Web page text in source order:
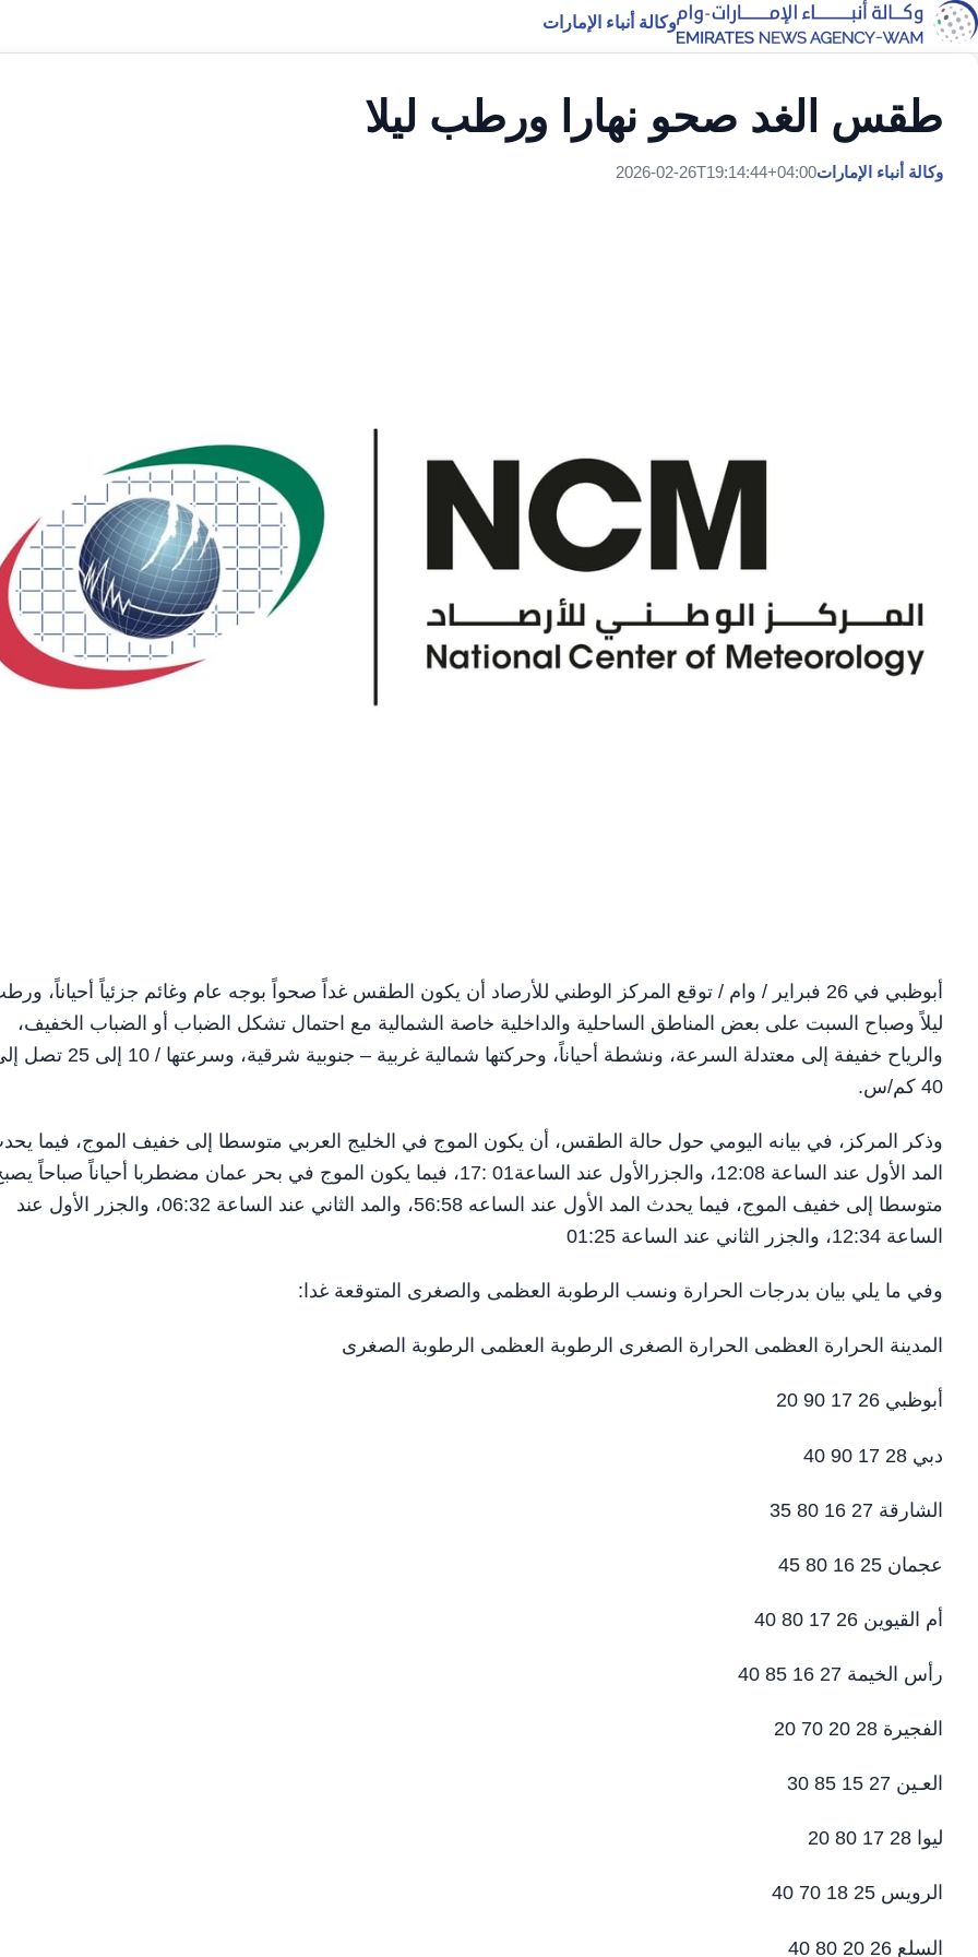
وكالة أنباء الإمارات
طقس الغد صحو نهارا ورطب ليلا
وكالة أنباء الإمارات2026-02-26T19:14:44+04:00
أبوظبي في 26 فبراير / وام / توقع المركز الوطني للأرصاد أن يكون الطقس غداً صحواً بوجه عام وغائم جزئياً أحياناً،
ليلاً وصباح السبت على بعض المناطق الساحلية والداخلية خاصة الشمالية مع احتمال تشكل الضباب أو الضباب الخفيف،
والرياح خفيفة إلى معتدلة السرعة، ونشطة أحياناً، وحركتها شمالية غربية – جنوبية شرقية، وسرعتها
40 كم/س.
وذكر المركز، في بيانه اليومي حول حالة الطقس، أن يكون الموج في الخليج العربي متوسطا إلى خفيف الموج، فيما
المد الأول عند الساعة 12:08، والجزرالأول عند الساعة01 :17، فيما يكون الموج في بحر عمان مضطربا أحياناً صباحاً
متوسطا إلى خفيف الموج، فيما يحدث المد الأول عند الساعه 56:58، والمد الثاني عند الساعة 06:32، والجزر الأول عند
الساعة 12:34، والجزر الثاني عند الساعة 01:25
وفي ما يلي بيان بدرجات الحرارة ونسب الرطوبة العظمى والصغرى المتوقعة غدا:
المدينة الحرارة العظمى الحرارة الصغرى الرطوبة العظمى الرطوبة الصغرى
أبوظبي 26 17 90 20
دبي 28 17 90 40
الشارقة 27 16 80 35
عجمان 25 16 80 45
أم القيوين 26 17 80 40
رأس الخيمة 27 16 85 40
الفجيرة 28 20 70 20
العـين 27 15 85 30
ليوا 28 17 80 20
الرويس 25 18 70 40
السلع 26 20 80 40